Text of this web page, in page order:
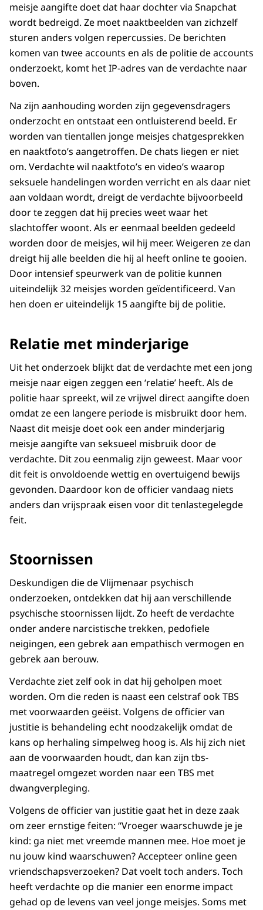
meisje aangifte doet dat haar dochter via Snapchat
wordt bedreigd. Ze moet naaktbeelden van zichzelf
sturen anders volgen repercussies. De berichten
komen van twee accounts en als de politie de accounts
onderzoekt, komt het IP-adres van de verdachte naar
boven.
Na zijn aanhouding worden zijn gegevensdragers
onderzocht en ontstaat een ontluisterend beeld. Er
worden van tientallen jonge meisjes chatgesprekken
en naaktfoto’s aangetroffen. De chats liegen er niet
om. Verdachte wil naaktfoto’s en video’s waarop
seksuele handelingen worden verricht en als daar niet
aan voldaan wordt, dreigt de verdachte bijvoorbeeld
door te zeggen dat hij precies weet waar het
slachtoffer woont. Als er eenmaal beelden gedeeld
worden door de meisjes, wil hij meer. Weigeren ze dan
dreigt hij alle beelden die hij al heeft online te gooien.
Door intensief speurwerk van de politie kunnen
uiteindelijk 32 meisjes worden geïdentificeerd. Van
hen doen er uiteindelijk 15 aangifte bij de politie.
Relatie met minderjarige
Uit het onderzoek blijkt dat de verdachte met een jong
meisje naar eigen zeggen een ‘relatie’ heeft. Als de
politie haar spreekt, wil ze vrijwel direct aangifte doen
omdat ze een langere periode is misbruikt door hem.
Naast dit meisje doet ook een ander minderjarig
meisje aangifte van seksueel misbruik door de
verdachte. Dit zou eenmalig zijn geweest. Maar voor
dit feit is onvoldoende wettig en overtuigend bewijs
gevonden. Daardoor kon de officier vandaag niets
anders dan vrijspraak eisen voor dit tenlastegelegde
feit.
Stoornissen
Deskundigen die de Vlijmenaar psychisch
onderzoeken, ontdekken dat hij aan verschillende
psychische stoornissen lijdt. Zo heeft de verdachte
onder andere narcistische trekken, pedofiele
neigingen, een gebrek aan empathisch vermogen en
gebrek aan berouw.
Verdachte ziet zelf ook in dat hij geholpen moet
worden. Om die reden is naast een celstraf ook TBS
met voorwaarden geëist. Volgens de officier van
justitie is behandeling echt noodzakelijk omdat de
kans op herhaling simpelweg hoog is. Als hij zich niet
aan de voorwaarden houdt, dan kan zijn tbs-
maatregel omgezet worden naar een TBS met
dwangverpleging.
Volgens de officier van justitie gaat het in deze zaak
om zeer ernstige feiten: “Vroeger waarschuwde je je
kind: ga niet met vreemde mannen mee. Hoe moet je
nu jouw kind waarschuwen? Accepteer online geen
vriendschapsverzoeken? Dat voelt toch anders. Toch
heeft verdachte op die manier een enorme impact
gehad op de levens van veel jonge meisjes. Soms met